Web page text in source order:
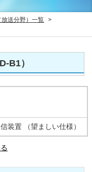
送分野）一覧
B1）
装置 （望ましい仕様）